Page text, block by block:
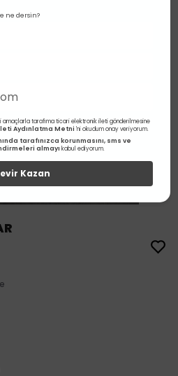
ne dersin?
amaçlarla tarafıma ticari elektronik ileti gönderilmesine
Aydınlatma Metni 'ni okudum onay veriyorum.
tarafınızca korunmasını, sms ve
almayı kabul ediyorum.
Kazan